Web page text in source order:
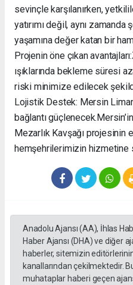
sevinçle karşılanırken,
yatırımı değil, aynı
yaşamına değer katan bir
Projenin öne çıkan
ışıklarında bekleme süresi
riski minimize edilecek
Lojistik Destek: Mersin
bağlantı güçlenecek.
Mezarlık Kavşağı projesinin
hemşehrilerimizin hizmetine
Anadolu Ajansı (AA), İhlas
Haber Ajansı (DHA) ve diğer
haberler, sitemizin
kanallarından çekilmektedir.
muhataplar haberi geçen